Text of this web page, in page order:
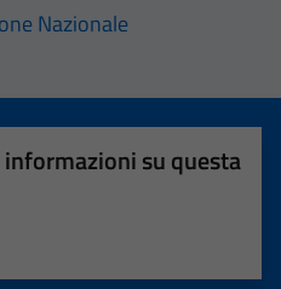
Nazionale
su questa
su 5
5